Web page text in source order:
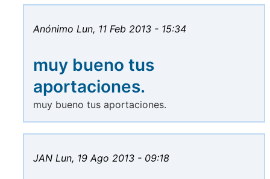
Anónimo Lun, 11 Feb 2013 - 15:34
muy bueno tus
aportaciones.
muy bueno tus aportaciones.
JAN Lun, 19 Ago 2013 - 09:18